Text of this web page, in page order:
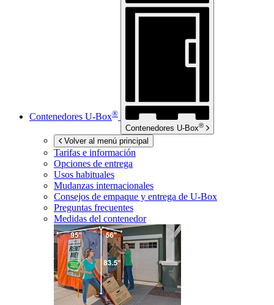
Contenedores U-Box®
Contenedores U-Box®
Volver al menú principal
Tarifas e información
Opciones de entrega
Usos habituales
Mudanzas internacionales
Consejos de empaque y entrega de U-Box
Preguntas frecuentes
Medidas del contenedor